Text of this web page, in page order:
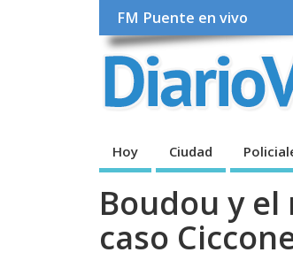
FM Puente en vivo
Hoy Ciudad
Boudou y
caso